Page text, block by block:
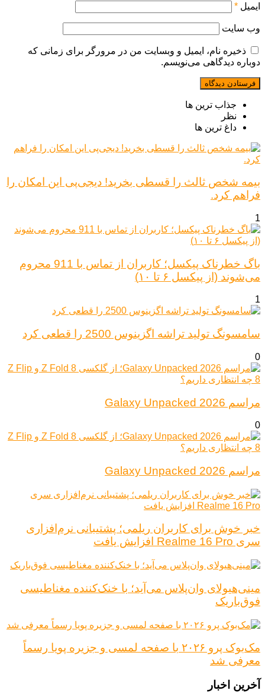
ایمیل *
وب‌ سایت
ذخیره نام، ایمیل و وبسایت من در مرورگر برای زمانی که
دوباره دیدگاهی می‌نویسم.
جذاب ترین ها
نظر
داغ ترین ها
بیمه شخص ثالث را قسطی بخرید! دیجی‌پی این امکان را
فراهم کرد.
1
باگ خطرناک پیکسل؛ کاربران از تماس با 911 محروم
می‌شوند (از پیکسل ۶ تا ۱۰)
1
سامسونگ تولید تراشه اگزینوس 2500 را قطعی کرد
0
مراسم Galaxy Unpacked 2026
0
مراسم Galaxy Unpacked 2026
خبر خوش برای کاربران ریلمی؛ پشتیبانی نرم‌افزاری
سری Realme 16 Pro افزایش یافت
مینی‌هیولای وان‌پلاس می‌آید؛ با خنک‌کننده مغناطیسی
فوق‌باریک
مک‌بوک پرو ۲۰۲۶ با صفحه لمسی و جزیره پویا رسماً
معرفی شد
آخرین اخبار